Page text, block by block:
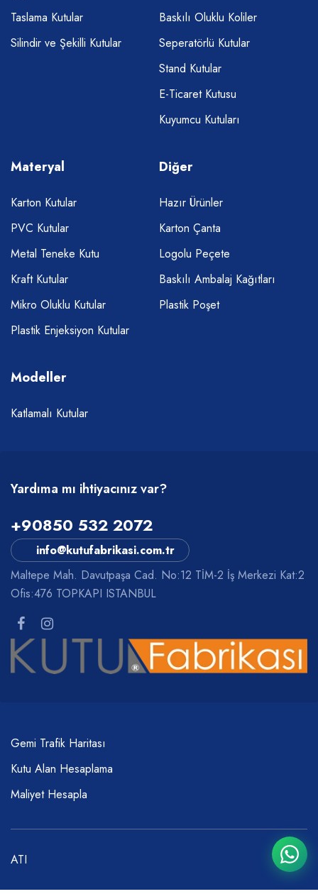
Taslama Kutular
Silindir ve Şekilli Kutular
Baskılı Oluklu Koliler
Seperatörlü Kutular
Stand Kutular
E-Ticaret Kutusu
Kuyumcu Kutuları
Materyal
Karton Kutular
PVC Kutular
Metal Teneke Kutu
Kraft Kutular
Mikro Oluklu Kutular
Plastik Enjeksiyon Kutular
Diğer
Hazır Ürünler
Karton Çanta
Logolu Peçete
Baskılı Ambalaj Kağıtları
Plastik Poşet
Modeller
Katlamalı Kutular
Yardıma mı ihtiyacınız var?
+90850 532 2072
info@kutufabrikasi.com.tr
Maltepe Mah. Davutpaşa Cad. No:12 TİM-2 İş Merkezi Kat:2
Ofis:476 TOPKAPI ISTANBUL
Gemi Trafik Haritası
Kutu Alan Hesaplama
Maliyet Hesapla
ATI